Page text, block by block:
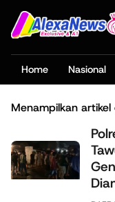
Home Nasional
Menampilkan